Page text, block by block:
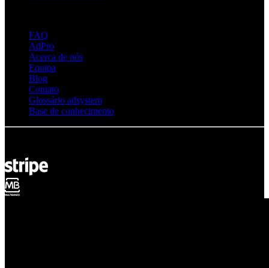
FAQ
AdPro
Acerca de nós
Equipa
Blog
Contato
Glossário adsystem
Base de conhecimento